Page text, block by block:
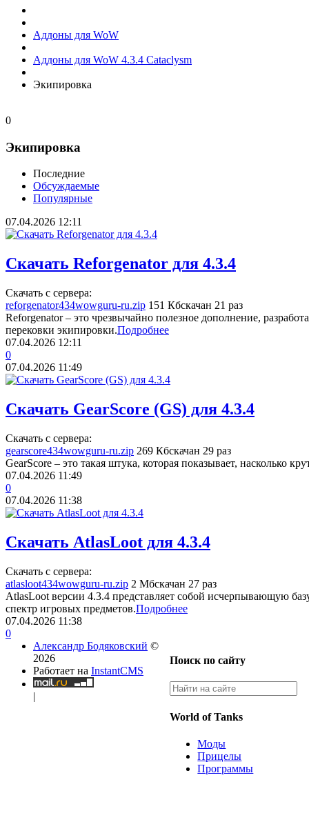
Аддоны для WoW
Аддоны для WoW 4.3.4 Cataclysm
Экипировка
0
Экипировка
Последние
Обсуждаемые
Популярные
07.04.2026 12:11
Скачать Reforgenator для 4.3.4
Скачать с сервера:
reforgenator434wowguru-ru.zip 151 Кбскачан 21 раз
Reforgenator – это чрезвычайно полезное дополнение,
перековки экипировки.Подробнее
07.04.2026 12:11
0
07.04.2026 11:49
Скачать GearScore (GS) для 4.3.4
Скачать с сервера:
gearscore434wowguru-ru.zip 269 Кбскачан 29 раз
GearScore – это такая штука, которая показывает, насколько
07.04.2026 11:49
0
07.04.2026 11:38
Скачать AtlasLoot для 4.3.4
Скачать с сервера:
atlasloot434wowguru-ru.zip 2 Мбскачан 27 раз
AtlasLoot версии 4.3.4 представляет собой исчерпывающую
спектр игровых предметов.Подробнее
07.04.2026 11:38
0
Поиск по сайту
World of Tanks
Моды
Прицелы
Программы
Александр Бодяковский ©
2026
Работает на InstantCMS
|